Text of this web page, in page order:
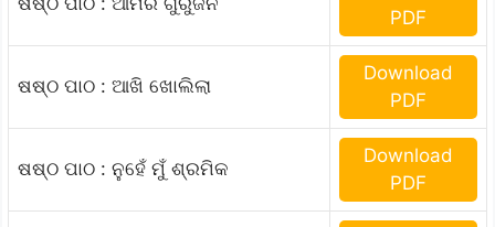
PDF
ଷଷ୍ଠ ପାଠ : ଆଖି ଖୋଲିଲା
Download
PDF
ଷଷ୍ଠ ପାଠ : ନୁହେଁ ମୁଁ ଶ୍ରମିକ
Download
PDF